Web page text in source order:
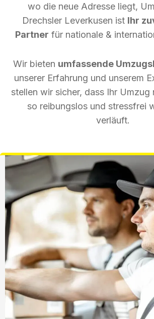
wo die neue Adresse liegt,
Drechsler Leverkusen ist Ihr
Partner für nationale &
Wir bieten umfassende
unserer Erfahrung und unserem
stellen wir sicher, dass Ihr Umzug
so reibungslos und stressfrei
verläuft.